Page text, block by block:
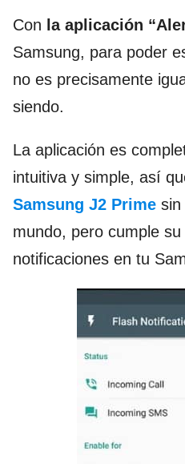
Con la aplicación
Samsung, para poder
no es precisamente
siendo.
La aplicación es
intuitiva y simple, así
Samsung J2 Prime sin
mundo, pero cumple
notificaciones en tu